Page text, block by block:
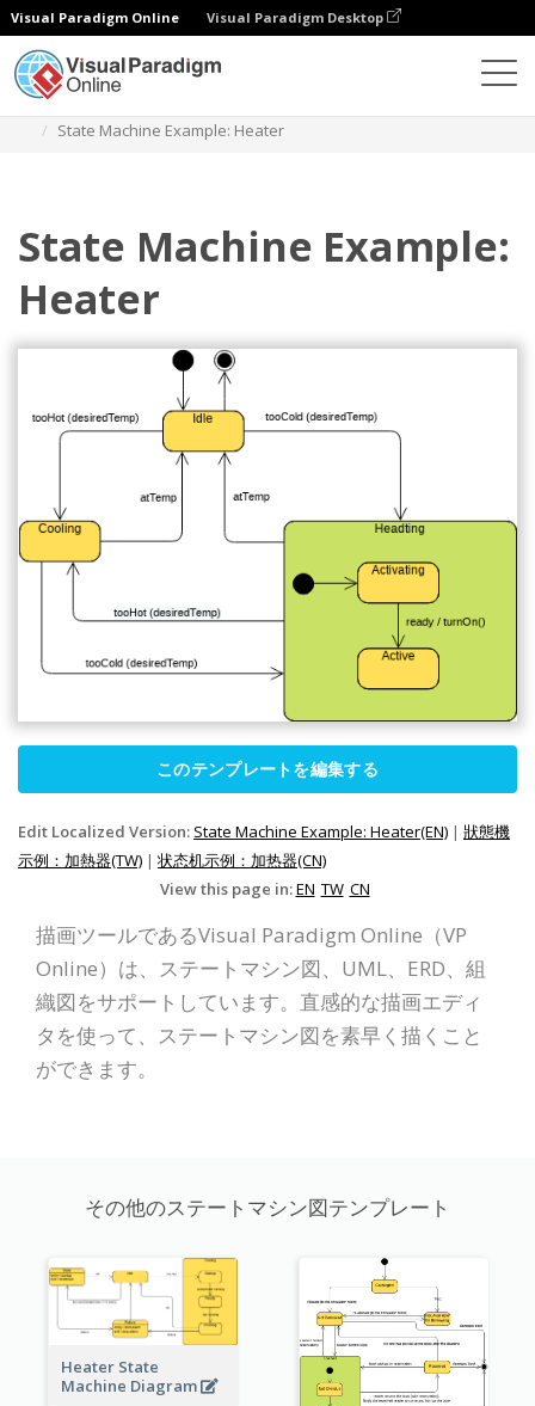
Visual Paradigm Online Visual Paradigm Desktop
State Machine Example: Heater
State Machine Example:
Heater
このテンプレートを編集する
Edit Localized Version: State Machine Example: Heater(EN) | 狀態機
示例：加熱器(TW) | 状态机示例：加热器(CN)
View this page in:EN TW CN
描画ツールであるVisual Paradigm Online（VP
Online）は、ステートマシン図、UML、ERD、組
織図をサポートしています。直感的な描画エディ
タを使って、ステートマシン図を素早く描くこと
ができます。
その他のステートマシン図テンプレート
Heater State
Machine Diagram